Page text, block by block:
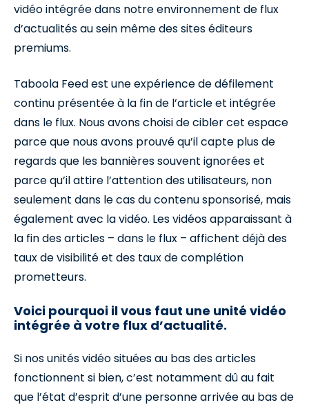
vidéo intégrée dans notre environnement de flux
d’actualités au sein même des sites éditeurs
premiums.
Taboola Feed est une expérience de défilement
continu présentée à la fin de l’article et intégrée
dans le flux. Nous avons choisi de cibler cet espace
parce que nous avons prouvé qu’il capte plus de
regards que les bannières souvent ignorées et
parce qu’il attire l’attention des utilisateurs, non
seulement dans le cas du contenu sponsorisé, mais
également avec la vidéo. Les vidéos apparaissant à
la fin des articles – dans le flux – affichent déjà des
taux de visibilité et des taux de complétion
prometteurs.
Voici pourquoi il vous faut une unité vidéo
intégrée à votre flux d’actualité.
Si nos unités vidéo situées au bas des articles
fonctionnent si bien, c’est notamment dû au fait
que l’état d’esprit d’une personne arrivée au bas de